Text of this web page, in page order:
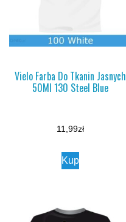
Vielo Farba Do Tkanin Jasnych
50Ml 130 Steel Blue
11,99zł
Kup